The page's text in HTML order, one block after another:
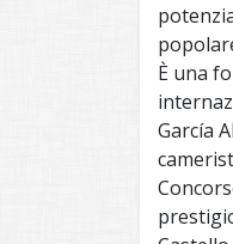
È una
García